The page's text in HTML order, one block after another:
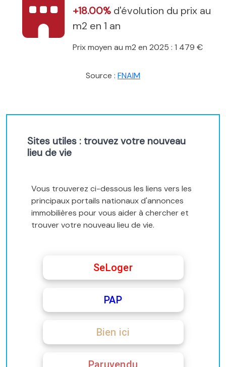
+18.00% d'évolution du prix au
m2 en 1 an
Prix moyen au m2 en 2025 : 1 479 €
Source : FNAIM
Sites utiles : trouvez votre nouveau
lieu de vie
Vous trouverez ci-dessous les liens vers les
principaux portails nationaux d'annonces
immobilières pour vous aider à chercher et
trouver votre nouveau lieu de vie.
SeLoger
PAP
Bien ici
Paruvendu